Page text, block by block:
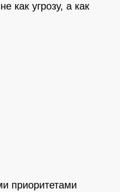
как угрозу, а как
приоритетами